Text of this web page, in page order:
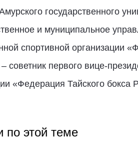
государственного
и муниципальное
спортивной организации
советник первого вице-
«Федерация Тайского бокса
по этой теме